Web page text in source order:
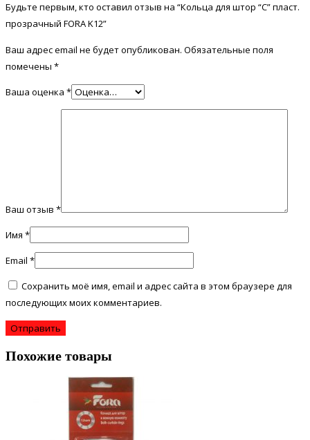
Будьте первым, кто оставил отзыв на “Кольца для штор “С” пласт.
прозрачный FORA K12”
Ваш адрес email не будет опубликован. Обязательные поля
помечены *
Ваша оценка *
Ваш отзыв *
Имя *
Email *
Сохранить моё имя, email и адрес сайта в этом браузере для
последующих моих комментариев.
Похожие товары